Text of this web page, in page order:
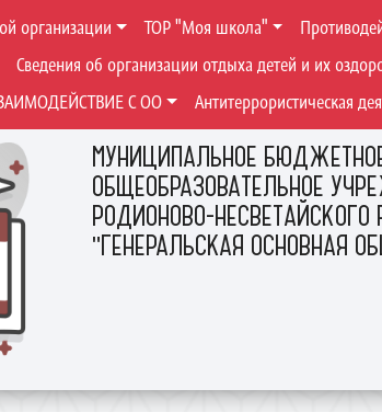
МУНИЦИПАЛЬНОЕ
ОБЩЕОБРАЗОВАТЕЛЬНОЕ
РОДИОНОВО-НЕСВЕТАЙСКОГО
"ГЕНЕРАЛЬСКАЯ ОСНОВНАЯ
организации ТОР "Моя школа"
Сведения об организации отдыха детей и их
С ОО Антитеррористическая